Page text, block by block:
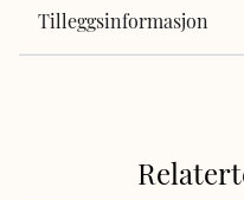
Tilleggsinformasjon